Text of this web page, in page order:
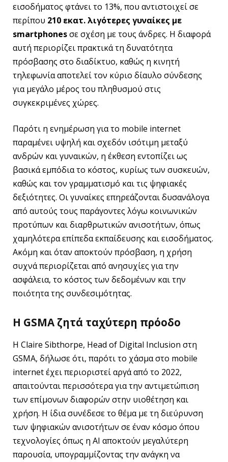
εισοδήματος φτάνει το 13%, που αντιστοιχεί σε
περίπου 210 εκατ. λιγότερες γυναίκες με
smartphonesσε σχέση με τους άνδρες. Η διαφορά
αυτή περιορίζει πρακτικά τη δυνατότητα
πρόσβασης στο διαδίκτυο, καθώς η κινητή
τηλεφωνία αποτελεί τον κύριο δίαυλο σύνδεσης
για μεγάλο μέρος του πληθυσμού στις
συγκεκριμένες χώρες.
Παρότι η ενημέρωση για το mobile internet
παραμένει υψηλή και σχεδόν ισότιμη μεταξύ
ανδρών και γυναικών, η έκθεση εντοπίζει ως
βασικά εμπόδια το κόστος, κυρίως των συσκευών,
καθώς και τον γραμματισμό και τις ψηφιακές
δεξιότητες. Οι γυναίκες επηρεάζονται δυσανάλογα
από αυτούς τους παράγοντες λόγω κοινωνικών
προτύπων και διαρθρωτικών ανισοτήτων, όπως
χαμηλότερα επίπεδα εκπαίδευσης και εισοδήματος.
Ακόμη και όταν αποκτούν πρόσβαση, η χρήση
συχνά περιορίζεται από ανησυχίες για την
ασφάλεια, το κόστος των δεδομένων και την
ποιότητα της συνδεσιμότητας.
Η GSMA ζητά ταχύτερη πρόοδο
Η Claire Sibthorpe, Head of Digital Inclusion στη
GSMA, δήλωσε ότι, παρότι το χάσμα στο mobile
internet έχει περιοριστεί αργά από το 2022,
απαιτούνται περισσότερα για την αντιμετώπιση
των επίμονων διαφορών στην υιοθέτηση και
χρήση. Η ίδια συνέδεσε το θέμα με τη διεύρυνση
των ψηφιακών ανισοτήτων σε έναν κόσμο όπου
τεχνολογίες όπως η AI αποκτούν μεγαλύτερη
παρουσία, υπογραμμίζοντας την ανάγκη να